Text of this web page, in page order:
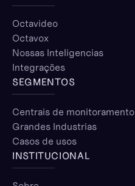
Octavideo
Octavox
Nossas Inteligencias
Integrações
SEGMENTOS
Centrais de monitoramento
Grandes Industrias
Casos de usos
INSTITUCIONAL